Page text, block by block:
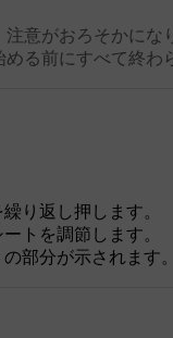
意がおろそかに
る前にすべて終わ
り返し押します。
トを調節します。
部分が示されます。